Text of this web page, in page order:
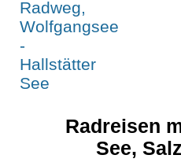
Radreisen
See,